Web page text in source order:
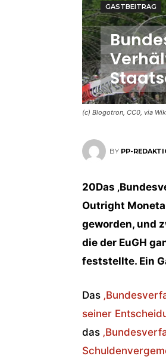
(c) Blogotron, CC0, via
GASTBEITRAG
BY PP-
20Das
Outright
geworden, und
die der EuGH
feststellte. Ein
Das
seiner
das